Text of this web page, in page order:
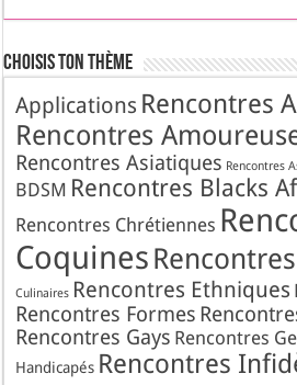
Choisis Ton Thème
Applications Rencontres
Rencontres
Rencontres Asiatiques Rencontres
BDSM Rencontres Blacks
Rencontres Chrétiennes
Coquines
Culinaires Rencontres Ethniques
Rencontres Formes
Rencontres Gays Rencontres
Handicapés Rencontres